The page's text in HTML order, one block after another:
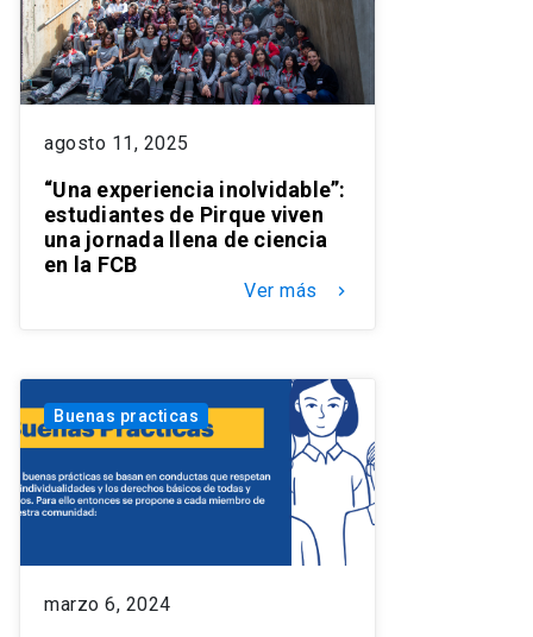
agosto 11, 2025
“Una experiencia inolvidable”:
estudiantes de Pirque viven
una jornada llena de ciencia
en la FCB
Ver más keyboard_arrow_right
Buenas practicas
marzo 6, 2024